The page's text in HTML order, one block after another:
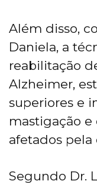
Além disso,
Daniela, a
reabilitação
Alzheimer,
superiores e
mastigação
afetados pela
Segundo Dr.